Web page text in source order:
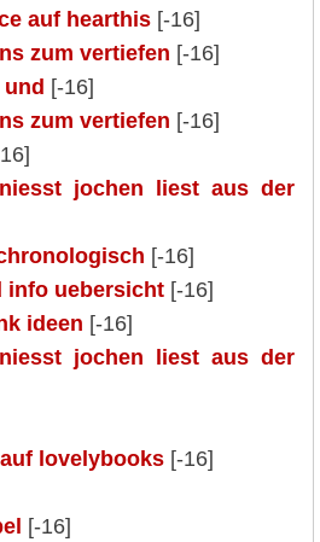
auf hearthis [-16]
zum vertiefen [-16]
[-16]
zum vertiefen [-16]
jochen liest aus der
[-16]
info uebersicht [-16]
ideen [-16]
jochen liest aus der
lovelybooks [-16]
[-16]